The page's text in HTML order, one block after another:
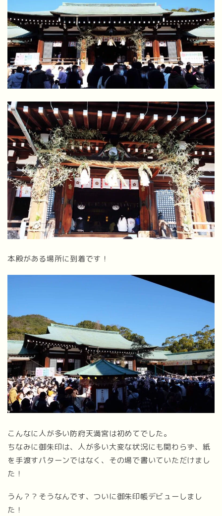
本殿がある場所に到着です！
こんなに人が多い防府天満宮は初めてでした。
ちなみに御朱印は、人が多い大変な状況にも関わらず、紙
を手渡すパターンではなく、その場で書いていただけまし
た！
うん？？そうなんです、ついに御朱印帳デビューしまし
た！